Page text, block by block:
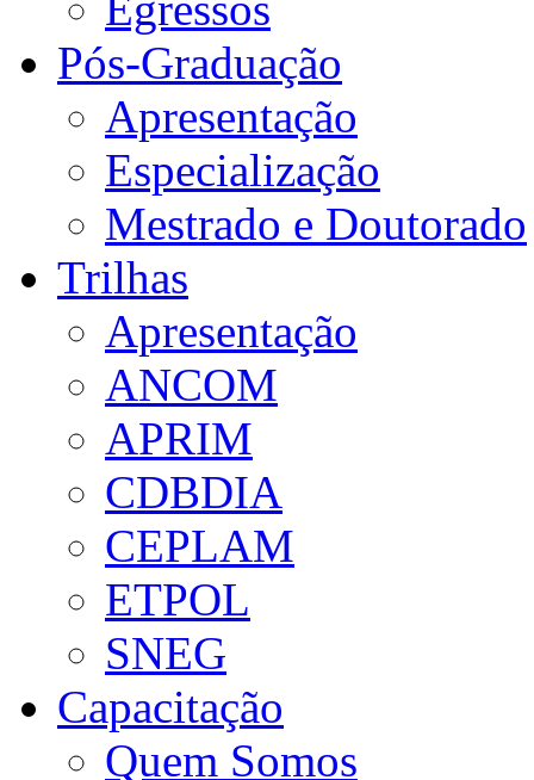
Pós-Graduação
Apresentação
Especialização
Mestrado e Doutorado
Trilhas
Apresentação
ANCOM
APRIM
CDBDIA
CEPLAM
ETPOL
SNEG
Capacitação
Quem Somos